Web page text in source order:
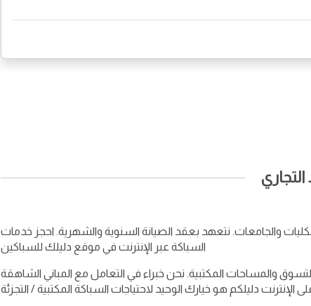
والجامعات. نتعهد بعقد الصيانة السنوية والشهرية. احجز خدمات
السباكة عبر الإنترنت في موقع دليلك للسباكين
والمساحات المكتبية. نحن خبراء في التعامل مع المباني الشاهقة